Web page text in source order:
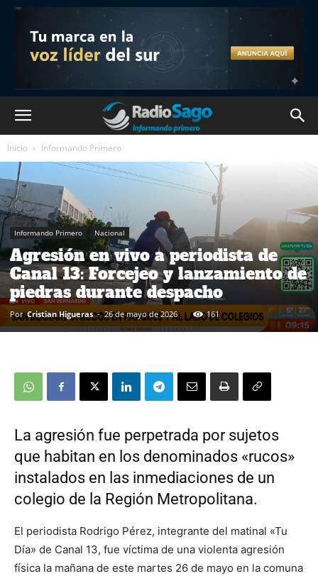
Inicio Informando Primero
Informando Primero Nacional
Agresión en vivo a periodista de
Canal 13: Forcejeo y lanzamiento de
piedras durante despacho
Por Cristian Higueras - 26 de mayo de 2026 161
La agresión fue perpetrada por sujetos
que habitan en los denominados «rucos»
instalados en las inmediaciones de un
colegio de la Región Metropolitana.
El periodista Rodrigo Pérez, integrante del matinal «Tu
Día» de Canal 13, fue víctima de una violenta agresión
física la mañana de este martes 26 de mayo en la comuna